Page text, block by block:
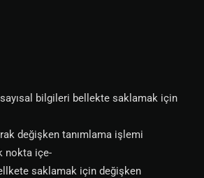
bilgileri bellekte saklamak için
değişken tanımlama işlemi
nokta içe-
saklamak için değişken